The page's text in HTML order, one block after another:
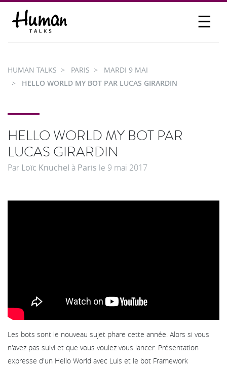
☰
PARTICIPER
HUMAN TALKS PARIS
MARDI 9 MAI
HELLO WORLD MY BOT PAR LUCAS GIRARDIN
HELLO WORLD MY BOT PAR
LUCAS GIRARDIN
Par Loïc Knuchel à Paris le 9 mai 2017
Les bots sont le nouveau sujet phare cette année. Alors si vous
n'avez pas suivi et que vous voulez vous lancer. Présentation
expresse d'un Hello World avec Luis et le bot Framework